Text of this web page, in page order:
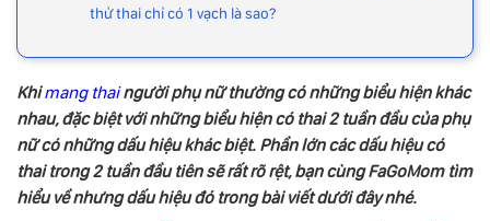
thử thai chỉ có 1 vạch là sao?
Khimang thaingười phụ nữ thường có những biểu hiện khác
nhau, đặc biệt với những biểu hiện có thai 2 tuần đầu của phụ
nữ có những dấu hiệu khác biệt. Phần lớn các dấu hiệu có
thai trong 2 tuần đầu tiên sẽ rất rõ rệt, bạn cùng FaGoMom tìm
hiểu về nhưng dấu hiệu đó trong bài viết dưới đây nhé.